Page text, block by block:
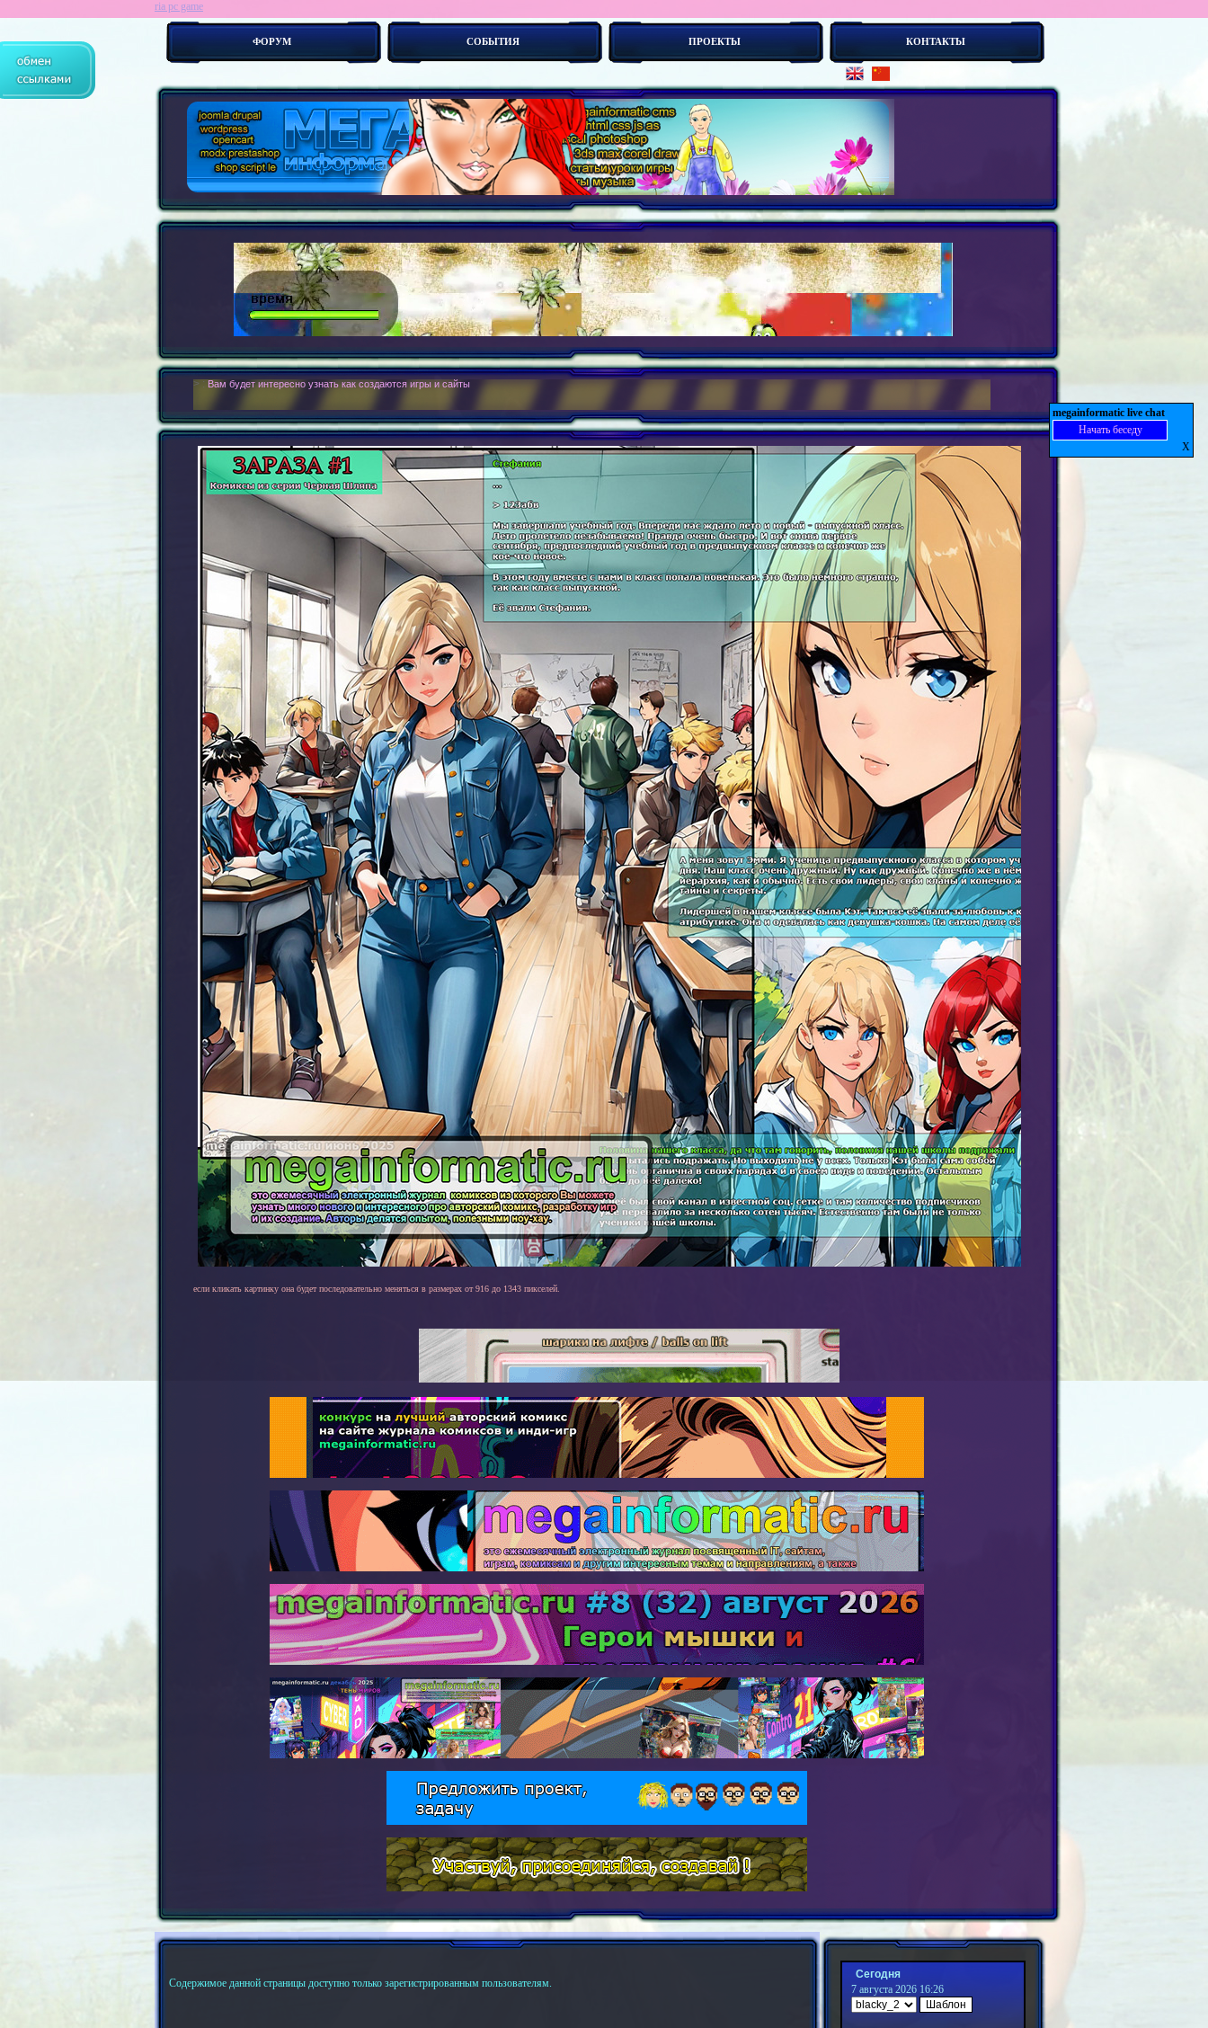
ФОРУМ СОБЫТИЯ ПРОЕКТЫ КОНТАКТЫ
ria pc game
> : Современные сайты - это бестелесные роботы. -
если кликать картинку она будет последовательно меняться в размерах от 916 до 1343 пикселей.
Содержимое данной страницы доступно только зарегистрированным пользователям.
Сегодня
7 августа 2026 16:26
megainformatic live chat
Начать беседу
X